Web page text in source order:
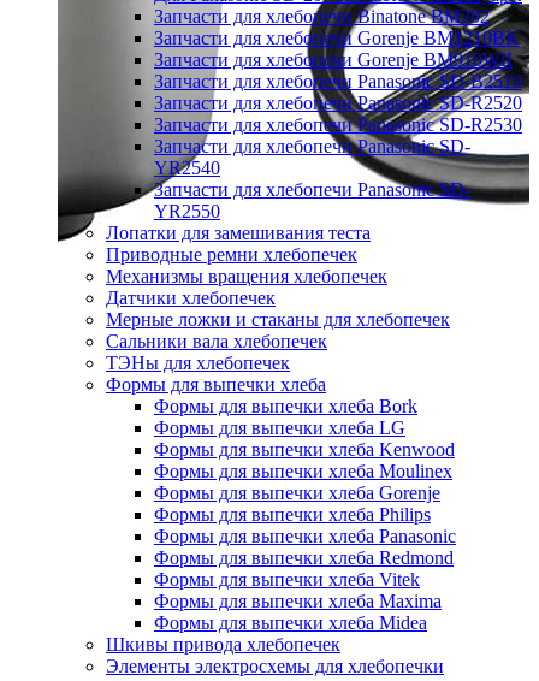
Запчасти для хлебопечи Binatone BM202
Запчасти для хлебопечи Gorenje BM1210BK
Запчасти для хлебопечи Gorenje BM910WII
Запчасти для хлебопечи Panasonic SD-B2510
Запчасти для хлебопечи Panasonic SD-R2520
Запчасти для хлебопечи Panasonic SD-R2530
Запчасти для хлебопечи Panasonic SD-
YR2540
Запчасти для хлебопечи Panasonic SD-
YR2550
Лопатки для замешивания теста
Приводные ремни хлебопечек
Механизмы вращения хлебопечек
Датчики хлебопечек
Мерные ложки и стаканы для хлебопечек
Сальники вала хлебопечек
ТЭНы для хлебопечек
Формы для выпечки хлеба
Формы для выпечки хлеба Bork
Формы для выпечки хлеба LG
Формы для выпечки хлеба Kenwood
Формы для выпечки хлеба Moulinex
Формы для выпечки хлеба Gorenje
Формы для выпечки хлеба Philips
Формы для выпечки хлеба Panasonic
Формы для выпечки хлеба Redmond
Формы для выпечки хлеба Vitek
Формы для выпечки хлеба Maxima
Формы для выпечки хлеба Midea
Шкивы привода хлебопечек
Элементы электросхемы для хлебопечки